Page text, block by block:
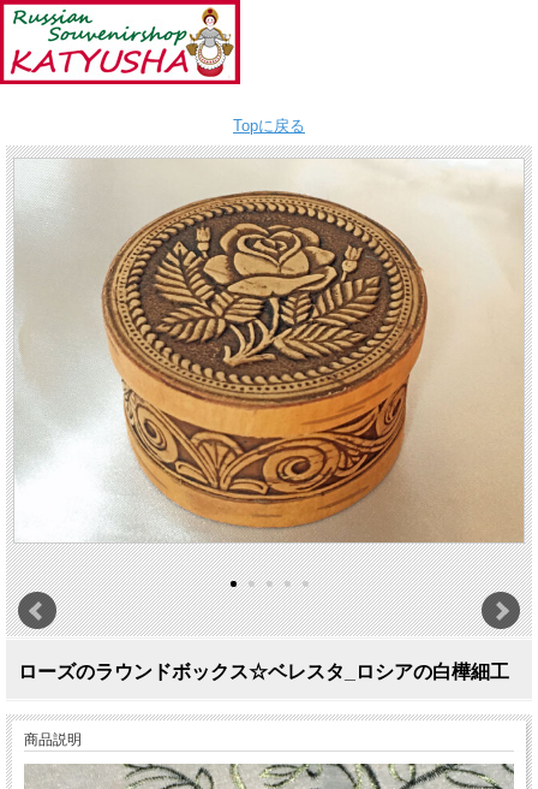
Topに戻る
ローズのラウンドボックス☆ベレスタ_ロシアの白樺細工
商品説明